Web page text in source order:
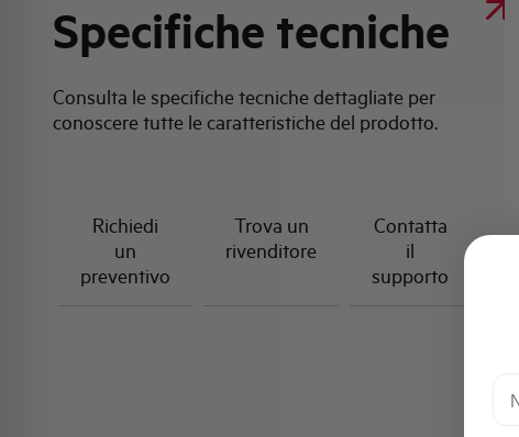
Specifiche tecniche
Consulta le specifiche tecniche dettagliate per
conoscere tutte le caratteristiche del prodotto.
Richiedi
un
preventivo
Trova un
rivenditore
Contatta
il
supporto